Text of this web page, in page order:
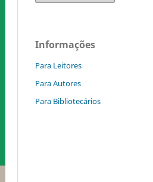
Informações
Para Leitores
Para Autores
Para Bibliotecários